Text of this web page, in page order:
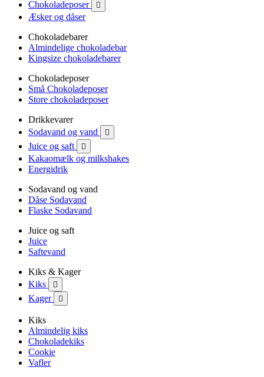
Chokoladeposer

Æsker og dåser
Chokoladebarer
Almindelige chokoladebar
Kingsize chokoladebarer
Chokoladeposer
Små Chokoladeposer
Store chokoladeposer
Drikkevarer
Sodavand og vand

Juice og saft 
Kakaomælk og milkshakes
Energidrik
Sodavand og vand
Dåse Sodavand
Flaske Sodavand
Juice og saft
Juice
Saftevand
Kiks & Kager
Kiks

Kager 
Kiks
Almindelig kiks
Chokoladekiks
Cookie
Vafler